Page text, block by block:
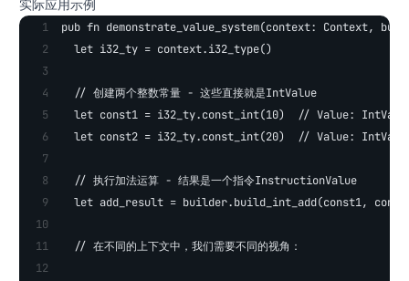
实际应用示例
pub fn demonstrate_value_system(context: Context,
  let i32_ty = context.i32_type()
  // 创建两个整数常量 - 这些直接就是IntValue
let const1 = i32_ty.const_int(10)  // Value:
let const2 = i32_ty.const_int(20)  // Value:
  // 执行加法运算 - 结果是一个指令InstructionValue
let add_result = builder.build_int_add(const1,
  // 在不同的上下文中，我们需要不同的视角：